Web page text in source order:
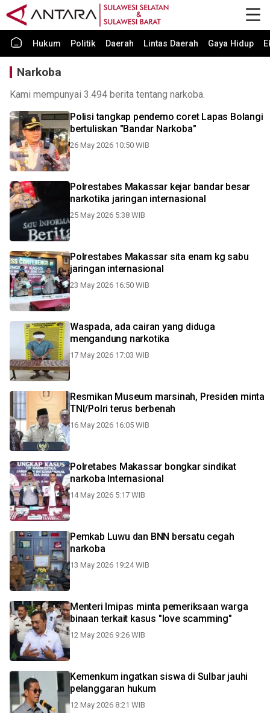
Hukum Politik Daerah Lintas Daerah Gaya Hidup
Narkoba
Kami mempunyai 3.494 berita tentang narkoba.
Polisi tangkap pendemo coret Lapas Bolangi
bertuliskan "Bandar Narkoba"
26 May 2026 10:50 WIB
Polrestabes Makassar kejar bandar besar
narkotika jaringan internasional
25 May 2026 5:38 WIB
Polrestabes Makassar sita enam kg sabu
jaringan internasional
23 May 2026 16:50 WIB
Waspada, ada cairan yang diduga
mengandung narkotika
17 May 2026 17:03 WIB
Resmikan Museum marsinah, Presiden minta
TNI/Polri terus berbenah
16 May 2026 16:05 WIB
Polretabes Makassar bongkar sindikat
narkoba Internasional
14 May 2026 5:17 WIB
Pemkab Luwu dan BNN bersatu cegah
narkoba
13 May 2026 19:24 WIB
Menteri Imipas minta pemeriksaan warga
binaan terkait kasus "love scamming"
12 May 2026 9:26 WIB
Kemenkum ingatkan siswa di Sulbar jauhi
pelanggaran hukum
12 May 2026 8:21 WIB